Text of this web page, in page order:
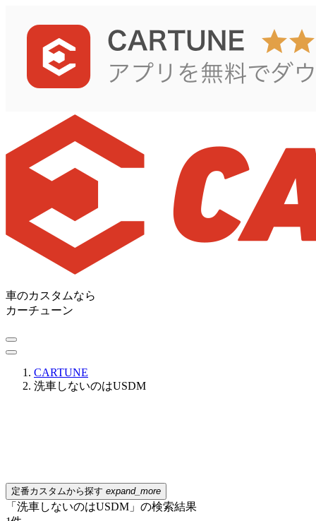
車のカスタムなら
カーチューン
CARTUNE
洗車しないのはUSDM
定番カスタムから探す expand_more
「洗車しないのはUSDM」の検索結果